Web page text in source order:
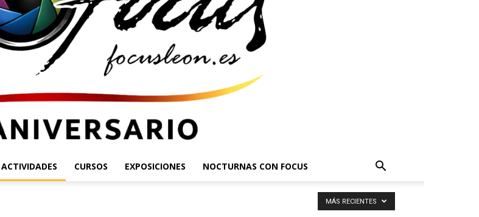
ACTIVIDADES CURSOS EXPOSICIONES NOCTURNAS CON FOCUS
MÁS RECIENTES